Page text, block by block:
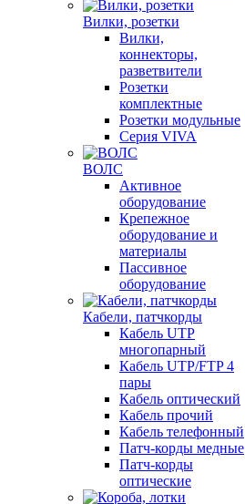
Вилки, розетки
Вилки,
коннекторы,
разветвители
Розетки
комплектные
Розетки модульные
Серия VIVA
ВОЛС
Активное
оборудование
Крепежное
оборудование и
материалы
Пассивное
оборудование
Кабели, патчкорды
Кабель UTP
многопарный
Кабель UTP/FTP 4
пары
Кабель оптический
Кабель прочий
Кабель телефонный
Патч-корды медные
Патч-корды
оптические